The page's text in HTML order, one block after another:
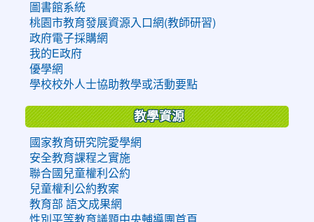
圖書館系統
桃園市教育發展資源入口網(教師研習)
政府電子採購網
我的E政府
優學網
學校校外人士協助教學或活動要點
教學資源
國家教育研究院愛學網
安全教育課程之實施
聯合國兒童權利公約
兒童權利公約教案
教育部 語文成果網
性別平等教育議題中央輔導團首頁